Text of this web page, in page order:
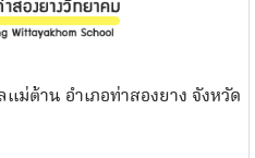
ม่ต้าน อำเภอท่าสองยาง จังหวัด